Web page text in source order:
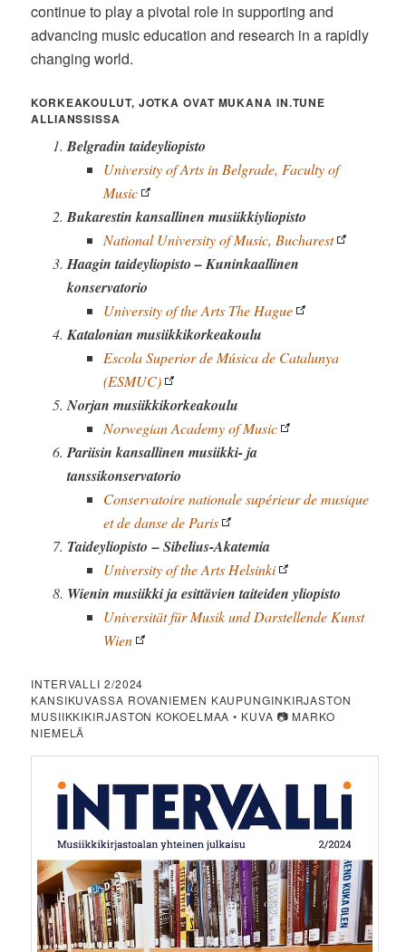
continue to play a pivotal role in supporting and
advancing music education and research in a rapidly
changing world.
KORKEAKOULUT, JOTKA OVAT MUKANA IN.TUNE
ALLIANSSISSA
Belgradin taideyliopisto
University of Arts in Belgrade, Faculty of
Music
Bukarestin kansallinen musiikkiyliopisto
National University of Music, Bucharest
Haagin taideyliopisto – Kuninkaallinen
konservatorio
University of the Arts The Hague
Katalonian musiikkikorkeakoulu
Escola Superior de Música de Catalunya
(ESMUC)
Norjan musiikkikorkeakoulu
Norwegian Academy of Music
Pariisin kansallinen musiikki- ja
tanssikonservatorio
Conservatoire nationale supérieur de musique
et de danse de Paris
Taideyliopisto – Sibelius-Akatemia
University of the Arts Helsinki
Wienin musiikki ja esittävien taiteiden yliopisto
Universität für Musik und Darstellende Kunst
Wien
INTERVALLI 2/2024
KANSIKUVASSA ROVANIEMEN KAUPUNGINKIRJASTON
MUSIIKKIKIRJASTON KOKOELMAA • KUVA 📷 MARKO
NIEMELÄ